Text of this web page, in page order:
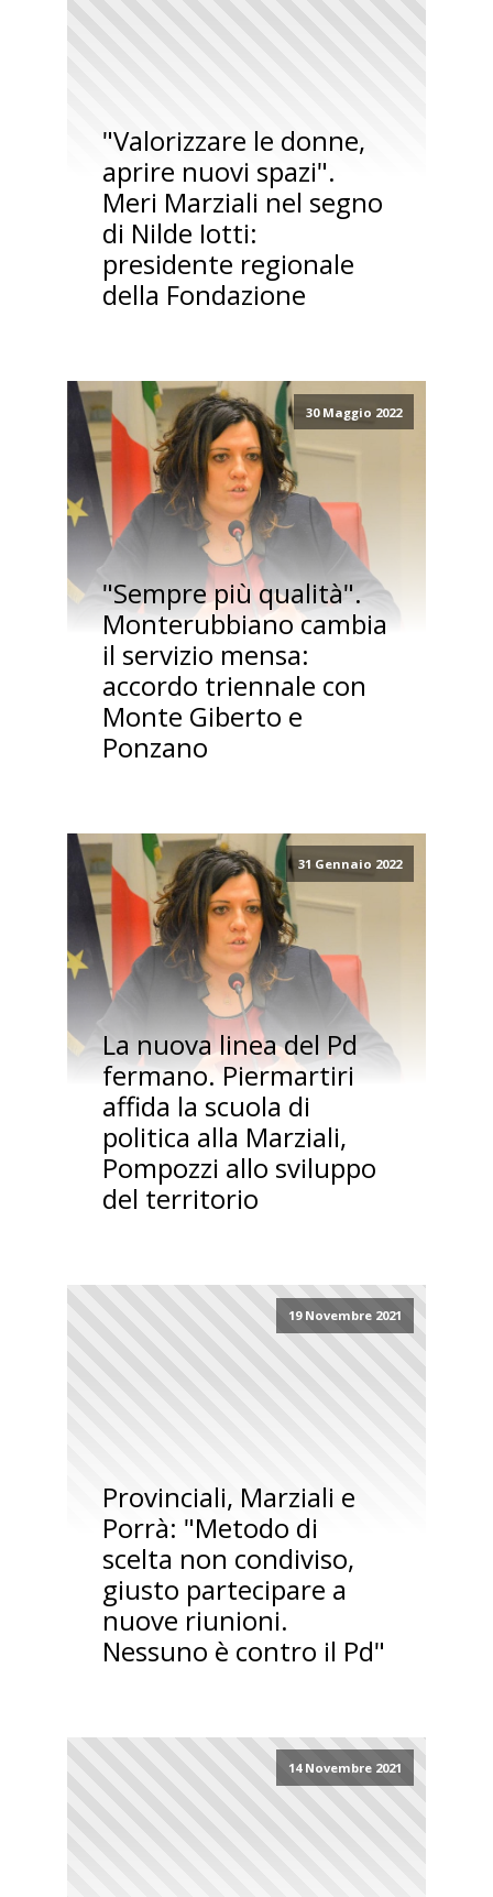
"Valorizzare le donne,
aprire nuovi spazi".
Meri Marziali nel segno
di Nilde Iotti:
presidente regionale
della Fondazione
30 Maggio 2022
"Sempre più qualità".
Monterubbiano cambia
il servizio mensa:
accordo triennale con
Monte Giberto e
Ponzano
31 Gennaio 2022
La nuova linea del Pd
fermano. Piermartiri
affida la scuola di
politica alla Marziali,
Pompozzi allo sviluppo
del territorio
19 Novembre 2021
Provinciali, Marziali e
Porrà: "Metodo di
scelta non condiviso,
giusto partecipare a
nuove riunioni.
Nessuno è contro il Pd"
14 Novembre 2021